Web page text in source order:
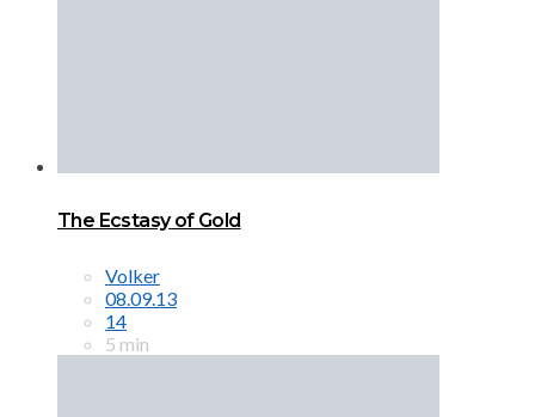
The Ecstasy of Gold
Volker
08.09.13
14
5 min